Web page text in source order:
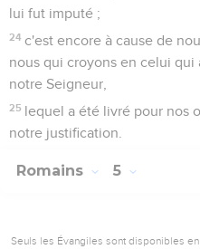
lui fut imputé ;
24 c'est encore à cause de
nous qui croyons en celui qui
notre Seigneur,
25 lequel a été livré pour nos
notre justification.
Romains 5
Seuls les Évangiles sont disponibles